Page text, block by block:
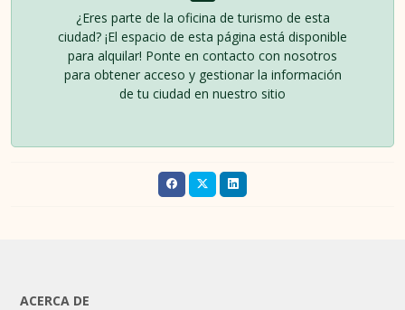
¿Eres parte de la oficina de turismo de esta
ciudad? ¡El espacio de esta página está disponible
para alquilar! Ponte en contacto con nosotros
para obtener acceso y gestionar la información
de tu ciudad en nuestro sitio
ACERCA DE